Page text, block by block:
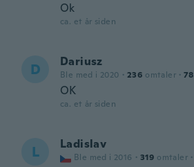
Ok
ca. et år siden
D Dariusz
Ble med i 2020 · 236 omtaler · 78
OK
ca. et år siden
L Ladislav
Ble med i 2016 · 319 omtaler ·